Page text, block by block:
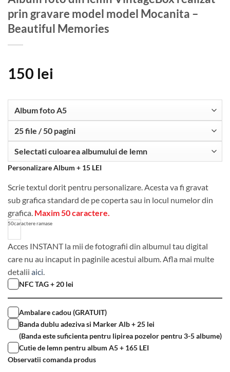
prin gravare model model Mocanita –
Beautiful Memories
150 lei
Personalizare Album + 15 LEI
Scrie textul dorit pentru personalizare. Acesta va fi gravat
sub grafica standard de pe coperta sau in locul numelor din
grafica. Maxim 50 caractere.
50caractere ramase
Acces INSTANT la mii de fotografii din albumul tau digital
care nu au incaput in paginile acestui album. Afla mai multe
detalii aici.
NFC TAG + 20 lei
Ambalare cadou (GRATUIT)
Banda dublu adeziva si Marker Alb + 25 lei
(Banda este suficienta pentru lipirea pozelor pentru 3-5 albume)
Cutie de lemn pentru album A5 + 165 LEI
Observatii comanda produs